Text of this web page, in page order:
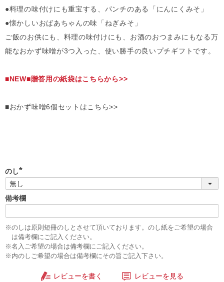
●料理の味付けにも重宝する、パンチのある「にんにくみそ」
●懐かしいおばあちゃんの味「ねぎみそ」
ご飯のお供にも、料理の味付けにも、お酒のおつまみにもなる万
能なおかず味噌が3つ入った、使い勝手の良いプチギフトです。
■NEW■贈答用の紙袋はこちらから>>
■おかず味噌6個セットはこちら>>
のし
(
必
須
)
備考欄
※のしは原則短冊のしとさせて頂いております。のし紙をご希望の場合
は備考欄にご記入ください。
※名入ご希望の場合は備考欄にご記入ください。
※内のしご希望の場合は備考欄にその旨ご記入下さい。
レビューを書く レビューを見る